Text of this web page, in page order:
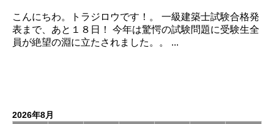
こんにちわ。トラジロウです！。 一級建築士試験合格発
表まで、あと１８日！ 今年は驚愕の試験問題に受験生全
員が絶望の淵に立たされました。。 ...
2026年8月